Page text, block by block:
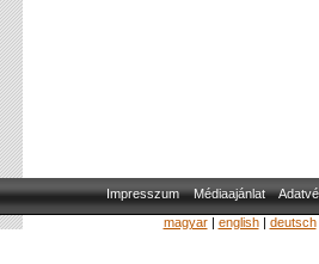
Impresszum Médiaajánlat
magyar| english| deutsch